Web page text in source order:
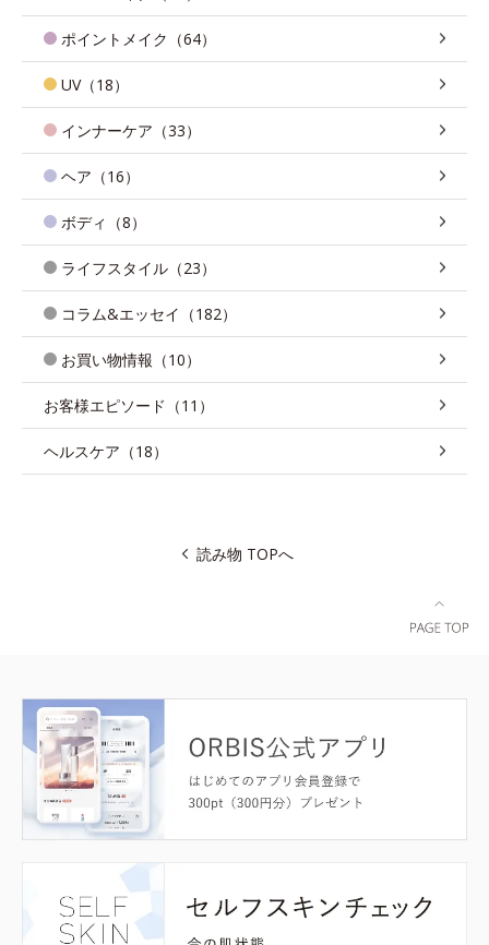
ポイントメイク（64）
UV（18）
インナーケア（33）
ヘア（16）
ボディ（8）
ライフスタイル（23）
コラム&エッセイ（182）
お買い物情報（10）
お客様エピソード（11）
ヘルスケア（18）
読み物 TOPへ